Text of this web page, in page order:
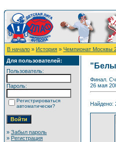
В начало » История » Чемпионат Москвы
Для пользователей:
Пользователь:
Пароль:
Регистрироваться
автоматически?
» Забыл пароль
» Регистрация
Финал.
26 мая
Найдено: